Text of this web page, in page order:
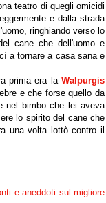
teatro di quegli omicidi
e dalla strada
ringhiando verso lo
cane che dell'uomo e
a tornare a casa sana e
prima era la Walpurgis
e che forse quello da
nel bimbo che lei aveva
lo spirito del cane che
una volta lottò contro il
e aneddoti sul migliore